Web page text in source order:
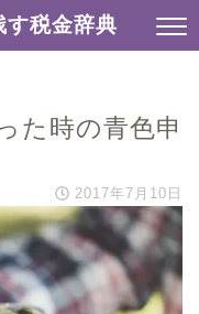
す税金辞典
た時の青色申
2017年7月10日